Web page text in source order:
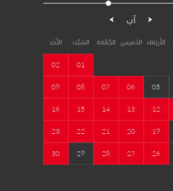
آب
الأربَعاء الخَميس الجُمُعة السَبْت الأحَد
01
02
05
06
07
08
09
12
13
14
15
16
19
20
21
22
23
26
27
28
29
30